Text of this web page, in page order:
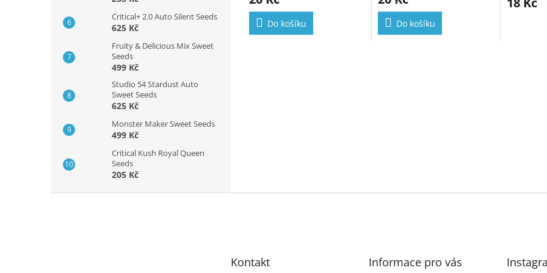
Critical+ 2.0 Auto Silent Seeds
625 Kč
Fruity & Delicious Mix Sweet
Seeds
499 Kč
Studio 54 Stardust Auto
Sweet Seeds
625 Kč
Monster Maker Sweet Seeds
499 Kč
Critical Kush Royal Queen
Seeds
205 Kč
Do košíku Do košíku
Kontakt Informace pro vás